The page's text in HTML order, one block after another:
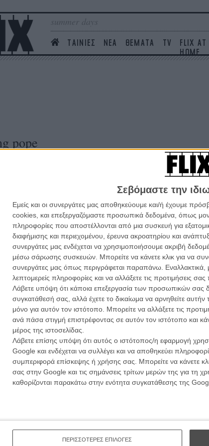
Σεβόμαστε την
Εμείς και οι συνεργάτες μας αποθηκεύουμε και/ή έχουμε
cookies, και επεξεργαζόμαστε προσωπικά δεδομένα, όπως
πληροφορίες που αποστέλλονται από μια συσκευή για
διαφήμισης και περιεχομένου, έρευνα ακροατηρίου και
συνεργάτες μας ενδέχεται να χρησιμοποιήσουμε ακριβή
μέσω σάρωσης συσκευών. Μπορείτε να κάνετε κλικ για να
συνεργάτες μας όπως περιγράφεται παραπάνω.
λεπτομερείς πληροφορίες και να αλλάξετε τις προτιμήσεις
Λάβετε υπόψη ότι κάποια επεξεργασία των προσωπικών σας
συγκατάθεσή σας, αλλά έχετε το δικαίωμα να αρνηθείτε
μόνο για αυτόν τον ιστότοπο. Μπορείτε να αλλάξετε τις
ανά πάσα στιγμή επιστρέφοντας σε αυτόν τον ιστότοπο και
μέρος της ιστοσελίδας.
Λάβετε επίσης υπόψη ότι αυτός ο ιστότοπος/η εφαρμογή
Google και ενδέχεται να συλλέγει και να αποθηκεύει
συμπεριφορά επίσκεψης ή χρήσης σας. Μπορείτε να κάνετε
σας στην Google και τις σημάνσεις τρίτων μερών της για
καθορίζονται παρακάτω στην ενότητα συγκατάθεσης της
ΠΕΡΙΣΣΟΤΕΡΕΣ ΕΠΙΛΟΓΕΣ
summer days
ΤΑΙΝΙΕΣ ΝΕΑ ΘΕΜΑΤΑ TV
FLIX AT
HOME
pope
ΤΑΙΝΙΕΣ
κριτικές ταινιών.
ΑΡΘΡΑ
Λο ο… Πάπας του Πάολο Σορεντίνο;
/ Λήδα Γαλανού
Ο Πάπας Φραγκίσκος ντεμπουτάρει στο σινεμά
Λήδα Γαλανού
καινούριο θα δούμε το υπόλοιπο 2016
21 ΟΚΤ 2016/ Θοδωρής Δημητρόπουλος